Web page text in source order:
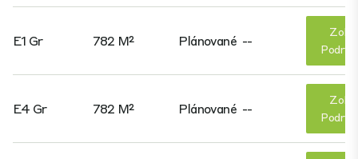
E1 Gr 782 M² Plánované --
E4 Gr 782 M² Plánované --